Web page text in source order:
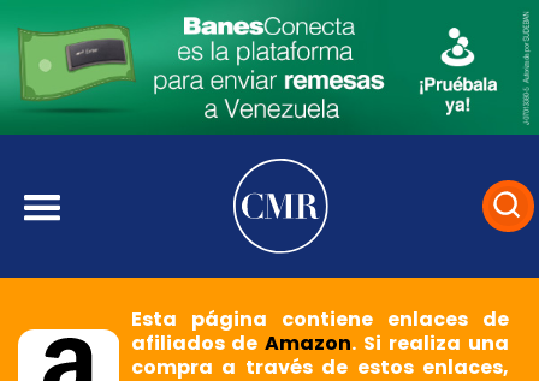
Esta página contiene enlaces de
afiliados deAmazon. Si realiza una
compra a través de estos enlaces,